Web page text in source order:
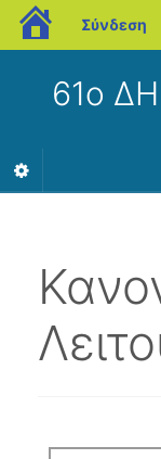
blogs.sch.gr
Σύνδεση
61ο